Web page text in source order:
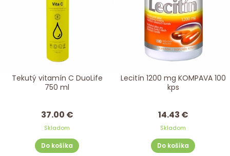
Tekutý vitamín C DuoLife
750 ml
37.00 €
Skladom
Do košíka
Lecitín 1200 mg KOMPAVA 100
kps
14.43 €
Skladom
Do košíka